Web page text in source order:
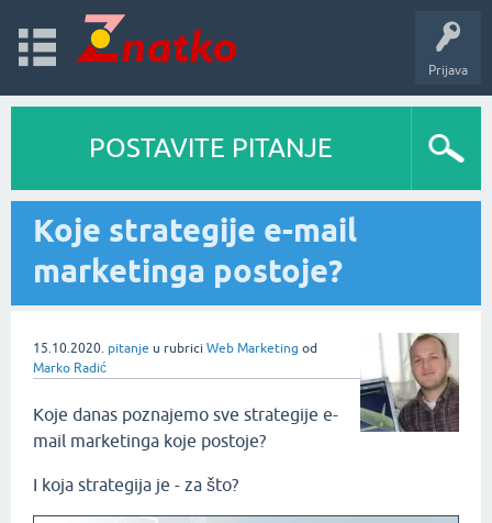
Prijava
POSTAVITE PITANJE
Koje strategije e-mail
marketinga postoje?
15.10.2020. pitanje u rubrici Web Marketing od
Marko Radić
Koje danas poznajemo sve strategije e-
mail marketinga koje postoje?
I koja strategija je - za što?